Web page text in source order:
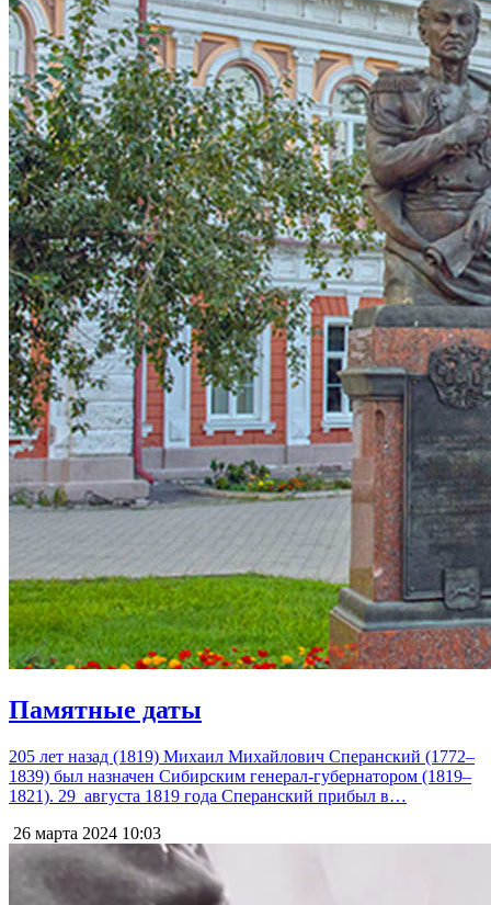
Памятные даты
205 лет назад (1819) Михаил Михайлович Сперанский (1772–
1839) был назначен Сибирским генерал-губернатором (1819–
1821). 29 августа 1819 года Сперанский прибыл в…
26 марта 2024 10:03